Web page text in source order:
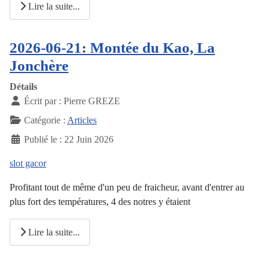
Lire la suite...
2026-06-21: Montée du Kao, La
Jonchère
Détails
Écrit par : Pierre GREZE
Catégorie : Articles
Publié le : 22 Juin 2026
slot gacor
Profitant tout de même d'un peu de fraicheur, avant d'entrer au
plus fort des températures, 4 des notres y étaient
Lire la suite...